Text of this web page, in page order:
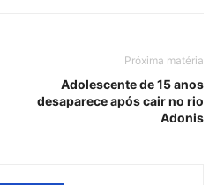
Próxima matéria
Adolescente de 15 anos
desaparece após cair no rio
Adonis